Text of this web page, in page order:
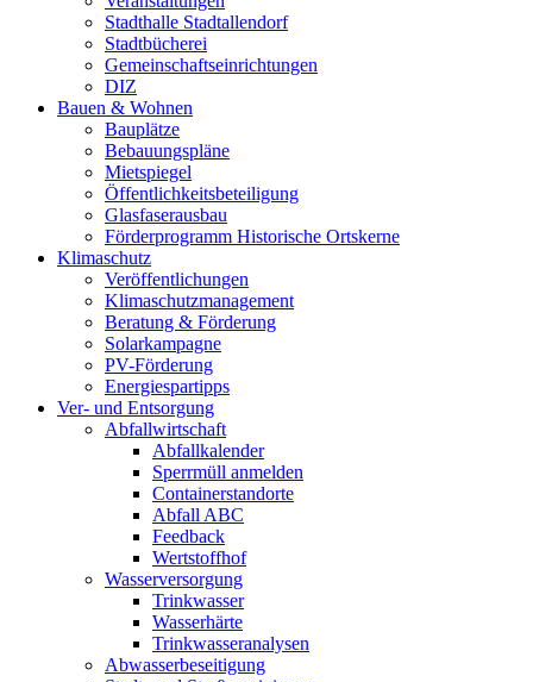
Stadthalle Stadtallendorf
Stadtbücherei
Gemeinschaftseinrichtungen
DIZ
Bauen & Wohnen
Bauplätze
Bebauungspläne
Mietspiegel
Öffentlichkeitsbeteiligung
Glasfaserausbau
Förderprogramm Historische Ortskerne
Klimaschutz
Veröffentlichungen
Klimaschutzmanagement
Beratung & Förderung
Solarkampagne
PV-Förderung
Energiespartipps
Ver- und Entsorgung
Abfallwirtschaft
Abfallkalender
Sperrmüll anmelden
Containerstandorte
Abfall ABC
Feedback
Wertstoffhof
Wasserversorgung
Trinkwasser
Wasserhärte
Trinkwasseranalysen
Abwasserbeseitigung